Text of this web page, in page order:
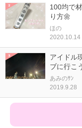
100均で
り方🌼
ほの
2020.10.14
アイドル
ブに行こ
あみのｻﾝ
2019.9.28